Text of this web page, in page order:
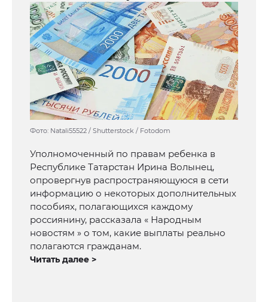
Фото: Natali55522 / Shutterstock / Fotodom
Уполномоченный по правам ребенка в
Республике Татарстан Ирина Волынец,
опровергнув распространяющуюся в сети
информацию о некоторых дополнительных
пособиях, полагающихся каждому
россиянину, рассказала « Народным
новостям » о том, какие выплаты реально
полагаются гражданам.
Читать далее >